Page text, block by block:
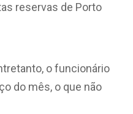
reservas de Porto
o funcionário
do mês, o que não